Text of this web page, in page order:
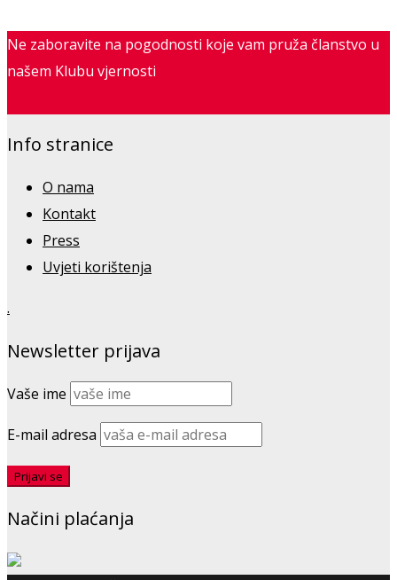
Ne zaboravite na pogodnosti koje vam pruža članstvo u
našem Klubu vjernosti
Info stranice
O nama
Kontakt
Press
Uvjeti korištenja
.
Newsletter prijava
Vaše ime
E-mail adresa
Načini plaćanja